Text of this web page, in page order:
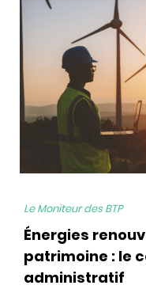
bg
Le Moniteur des BTP
Énergies
patrimoine : le
administratif